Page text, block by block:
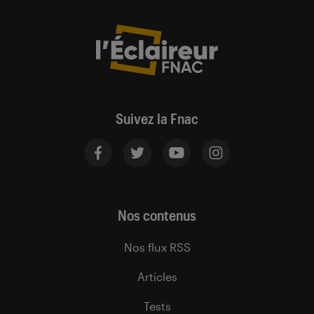
Suivez la Fnac
Nos contenus
Nos flux RSS
Articles
Tests